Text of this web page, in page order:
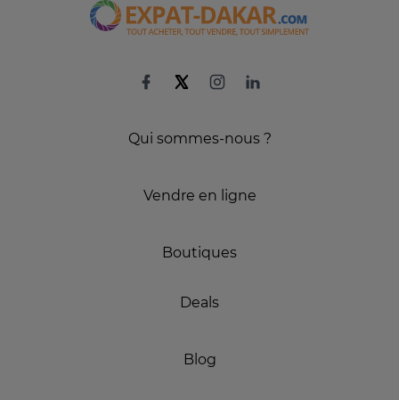
Qui sommes-nous ?
Vendre en ligne
Boutiques
Deals
Blog